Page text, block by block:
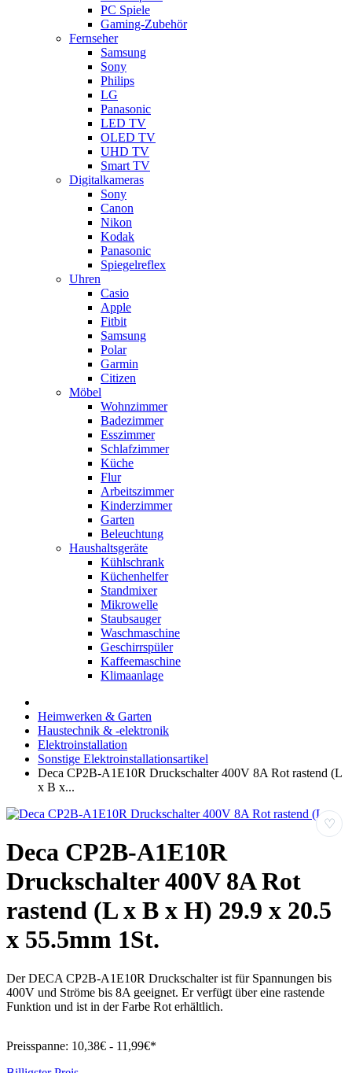
PC Spiele
Gaming-Zubehör
Fernseher
Samsung
Sony
Philips
LG
Panasonic
LED TV
OLED TV
UHD TV
Smart TV
Digitalkameras
Sony
Canon
Nikon
Kodak
Panasonic
Spiegelreflex
Uhren
Casio
Apple
Fitbit
Samsung
Polar
Garmin
Citizen
Möbel
Wohnzimmer
Badezimmer
Esszimmer
Schlafzimmer
Küche
Flur
Arbeitszimmer
Kinderzimmer
Garten
Beleuchtung
Haushaltsgeräte
Kühlschrank
Küchenhelfer
Standmixer
Mikrowelle
Staubsauger
Waschmaschine
Geschirrspüler
Kaffeemaschine
Klimaanlage
Heimwerken & Garten
Haustechnik & -elektronik
Elektroinstallation
Sonstige Elektroinstallationsartikel
Deca CP2B-A1E10R Druckschalter 400V 8A Rot rastend (L
x B x...
♡
Deca CP2B-A1E10R
Druckschalter 400V 8A Rot
rastend (L x B x H) 29.9 x 20.5
x 55.5mm 1St.
Der DECA CP2B-A1E10R Druckschalter ist für Spannungen bis
400V und Ströme bis 8A geeignet. Er verfügt über eine rastende
Funktion und ist in der Farbe Rot erhältlich.
Preisspanne: 10,38€ - 11,99€*